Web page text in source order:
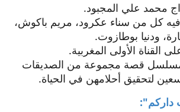
محمد علي المجبود.
كل من سناء عكرود، مريم باكوش،
ودنيا بوطازوت.
القناة الأولى المغربية.
قصة مجموعة من الصديقات
لتحقيق أحلامهن في الحياة.